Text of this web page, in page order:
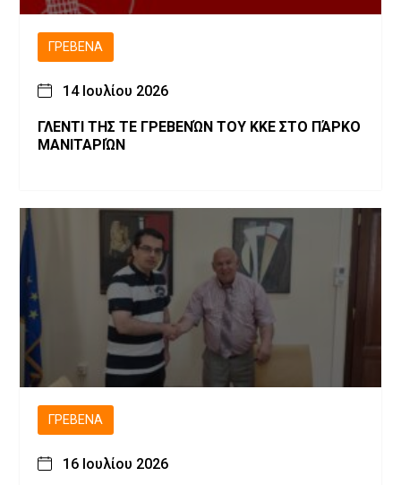
ΓΡΕΒΕΝΆ
14 Ιουλίου 2026
ΓΛΕΝΤΙ ΤΗΣ ΤΕ ΓΡΕΒΕΝΏΝ ΤΟΥ ΚΚΕ ΣΤΟ ΠΆΡΚΟ
ΜΑΝΙΤΑΡΙΏΝ
ΓΡΕΒΕΝΆ
16 Ιουλίου 2026